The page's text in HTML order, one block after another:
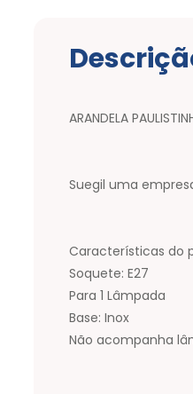
ARANDELA
Suegil uma
Características do
Soquete: E27
Para 1 Lâmpada
Base: Inox
Não acompanha